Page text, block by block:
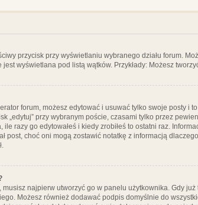
przycisk przy wyświetlaniu wybranego działu forum.
wyświetlana pod listą wątków. Przykłady: Możesz
forum, możesz edytować i usuwać tylko swoje posty i
„edytuj” przy wybranym poście, czasami tylko przez
razy go edytowałeś i kiedy zrobiłeś to ostatni raz.
post, choć oni mogą zostawić notatkę z informacją
najpierw utworzyć go w panelu użytkownika. Gdy
Możesz również dodawać podpis domyślnie do